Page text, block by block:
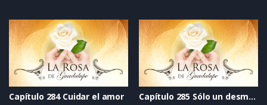
Capítulo 284 Cuidar el amor Capítulo 285 Sólo un desmayo (Choking game)